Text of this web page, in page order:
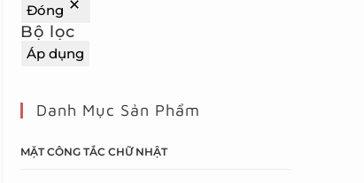
Đóng
Bộ lọc
Áp dụng
Danh Mục Sản Phẩm
MẶT CÔNG TẮC CHỮ NHẬT